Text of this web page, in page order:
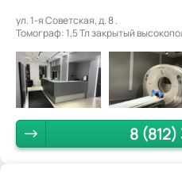
ул. 1-я Советская, д. 8 .
Томограф: 1,5 Тл закрытый
8